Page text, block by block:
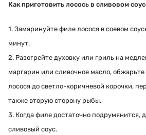
Как приготовить лосось в сливовом
1. Замаринуйте филе лосося в соевом
минут.
2. Разогрейте духовку или гриль на
маргарин или сливочное масло,
лосося до светло-коричневой корочки,
также вторую сторону рыбы.
3. Когда филе достаточно подрумянится,
сливовый соус.